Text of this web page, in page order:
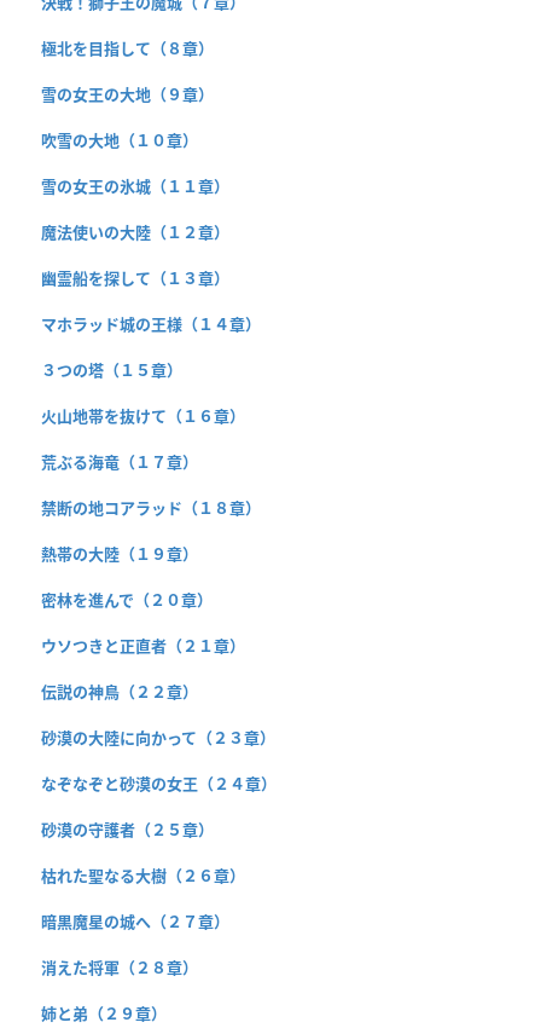
極北を目指して（８章）
雪の女王の大地（９章）
吹雪の大地（１０章）
雪の女王の氷城（１１章）
魔法使いの大陸（１２章）
幽霊船を探して（１３章）
マホラッド城の王様（１４章）
３つの塔（１５章）
火山地帯を抜けて（１６章）
荒ぶる海竜（１７章）
禁断の地コアラッド（１８章）
熱帯の大陸（１９章）
密林を進んで（２０章）
ウソつきと正直者（２１章）
伝説の神鳥（２２章）
砂漠の大陸に向かって（２３章）
なぞなぞと砂漠の女王（２４章）
砂漠の守護者（２５章）
枯れた聖なる大樹（２６章）
暗黒魔星の城へ（２７章）
消えた将軍（２８章）
姉と弟（２９章）